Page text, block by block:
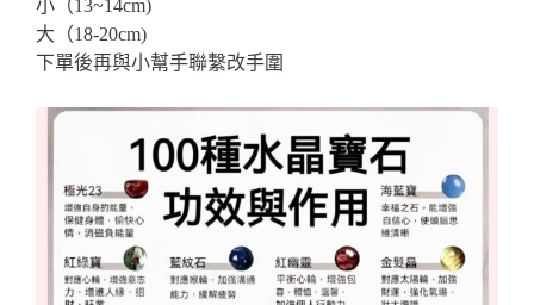
小（13~14cm)
大（18-20cm)
下單後再與小幫手聯繫改手圍